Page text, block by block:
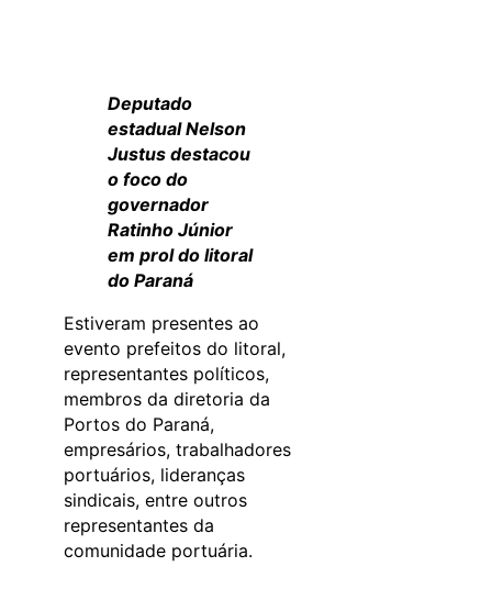
Deputado
estadual Nelson
Justus destacou
o foco do
governador
Ratinho Júnior
em prol do litoral
do Paraná
Estiveram presentes ao
evento prefeitos do litoral,
representantes políticos,
membros da diretoria da
Portos do Paraná,
empresários, trabalhadores
portuários, lideranças
sindicais, entre outros
representantes da
comunidade portuária.